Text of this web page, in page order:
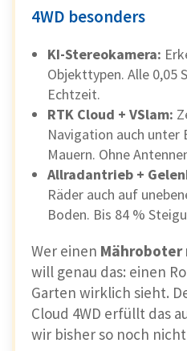
4WD besonders
KI-Stereokamera:
Objekttypen. Alle 0,05
Echtzeit.
RTK Cloud + VSlam:
Navigation auch unter
Mauern. Ohne
Allradantrieb +
Räder auch auf
Boden. Bis 84 %
Wer einen Mähroboter
will genau das: einen
Garten wirklich sieht.
Cloud 4WD erfüllt das
wir bisher so noch